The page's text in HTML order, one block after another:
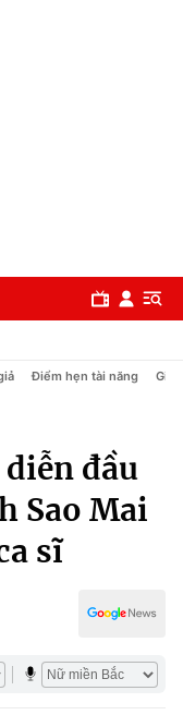
Điểm hẹn tài năng Giải
đầu
Sao Mai
sĩ